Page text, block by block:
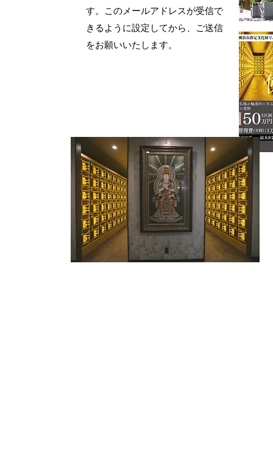
す。このメールアドレスが受信で
きるように設定してから、ご送信
をお願いいたします。